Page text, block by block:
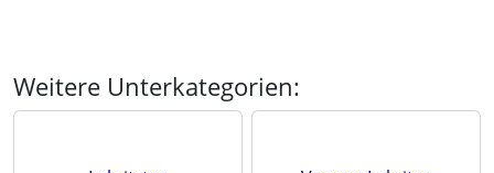
Weitere Unterkategorien: